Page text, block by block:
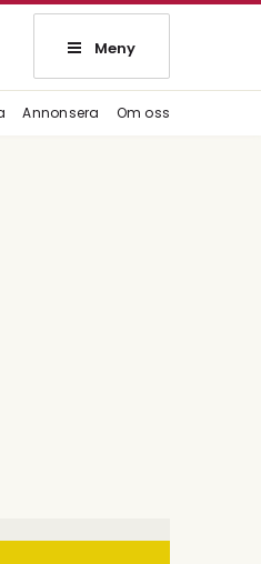
Meny
Annonsera Om oss